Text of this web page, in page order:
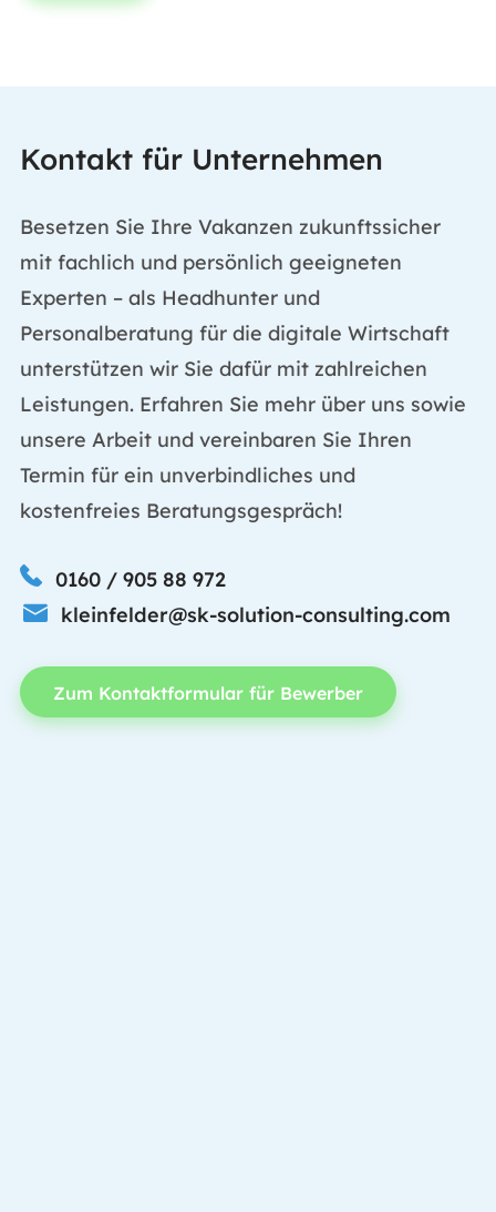
Kontakt für Unternehmen
Besetzen Sie Ihre Vakanzen zukunftssicher
mit fachlich und persönlich geeigneten
Experten – als Headhunter und
Personalberatung für die digitale Wirtschaft
unterstützen wir Sie dafür mit zahlreichen
Leistungen. Erfahren Sie mehr über uns sowie
unsere Arbeit und vereinbaren Sie Ihren
Termin für ein unverbindliches und
kostenfreies Beratungsgespräch!
0160 / 905 88 972
kleinfelder@sk-solution-consulting.com
Zum Kontaktformular für Bewerber